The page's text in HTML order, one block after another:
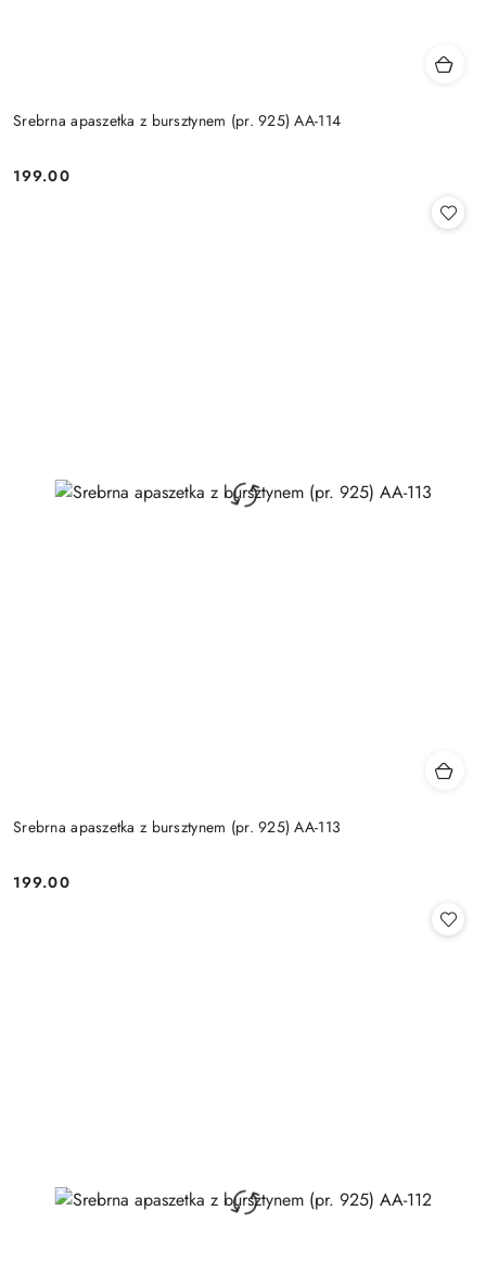
Srebrna apaszetka z bursztynem (pr. 925) AA-114
Cena:
199.00
Srebrna apaszetka z bursztynem (pr. 925) AA-113
Cena:
199.00